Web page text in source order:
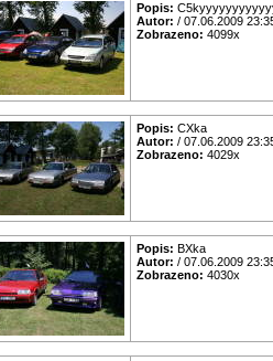
Popis:
Autor: / 07.06.2009
Zobrazeno: 4099x
Popis: CXka
Autor: / 07.06.2009
Zobrazeno: 4029x
Popis: BXka
Autor: / 07.06.2009
Zobrazeno: 4030x